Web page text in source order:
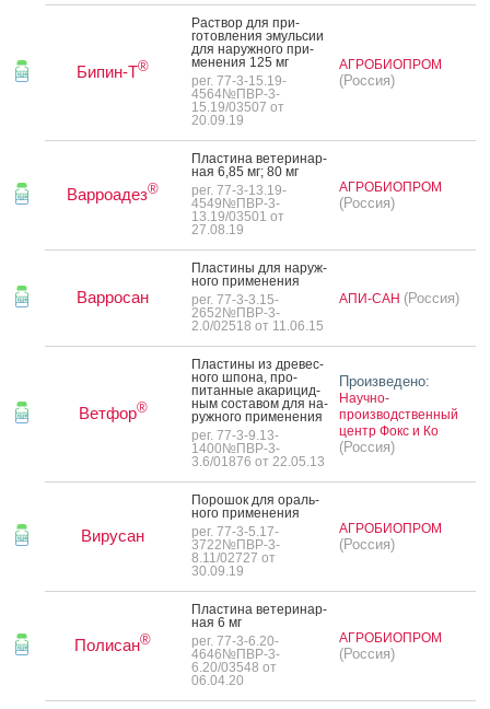
Бипин-Т®
Рас­твор для при­
готов­ле­ния эмуль­сии
для на­руж­но­го при­
мене­ния 125 мг
рег. 77-3-15.19-
4564№ПВР-3-
15.19/03507 от
20.09.19
АГРОБИОПРОМ
(Россия)
Варроадез®
Плас­ти­на ве­тери­нар­
ная 6,85 мг; 80 мг
рег. 77-3-13.19-
4549№ПВР-3-
13.19/03501 от
27.08.19
АГРОБИОПРОМ
(Россия)
Варросан
Плас­ти­ны для на­руж­
но­го при­мене­ния
рег. 77-3-3.15-
2652№ПВР-3-
2.0/02518 от 11.06.15
АПИ-САН (Россия)
Ветфор®
Плас­ти­ны из дре­вес­
но­го шпо­на, про­
питан­ные ака­рицид­
ным сос­та­вом для на­
руж­но­го при­мене­ния
рег. 77-3-9.13-
1400№ПВР-3-
3.6/01876 от 22.05.13
Произведено:
Научно-
производственный
центр Фокс и Ко
(Россия)
Вирусан
По­рошок для ораль­
но­го при­мене­ния
рег. 77-3-5.17-
3722№ПВР-3-
8.11/02727 от
30.09.19
АГРОБИОПРОМ
(Россия)
Полисан®
Плас­ти­на ве­тери­нар­
ная 6 мг
рег. 77-3-6.20-
4646№ПВР-3-
6.20/03548 от
06.04.20
АГРОБИОПРОМ
(Россия)